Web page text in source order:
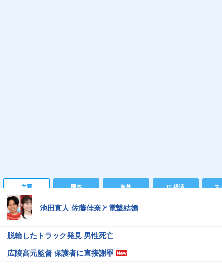
主要 国内 海外 IT 経済 ス
池田直人 佐藤佳奈と電撃結婚
脱輪したトラック発見 男性死亡
広陵高元監督 保護者に直接謝罪